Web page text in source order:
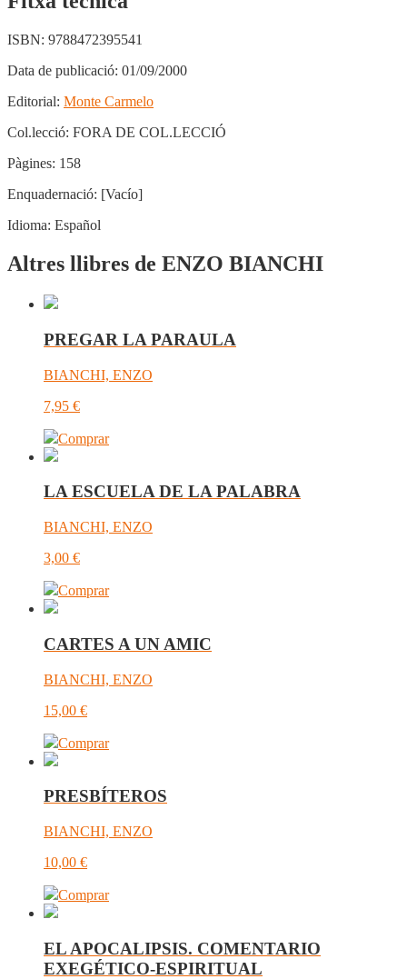
ISBN: 9788472395541
Data de publicació: 01/09/2000
Editorial: Monte Carmelo
Col.lecció: FORA DE COL.LECCIÓ
Pàgines: 158
Enquadernació: [Vacío]
Idioma: Español
Altres llibres de ENZO BIANCHI
PREGAR LA PARAULA
BIANCHI, ENZO
7,95 €
Comprar
LA ESCUELA DE LA PALABRA
BIANCHI, ENZO
3,00 €
Comprar
CARTES A UN AMIC
BIANCHI, ENZO
15,00 €
Comprar
PRESBÍTEROS
BIANCHI, ENZO
10,00 €
Comprar
EL APOCALIPSIS. COMENTARIO
EXEGÉTICO-ESPIRITUAL